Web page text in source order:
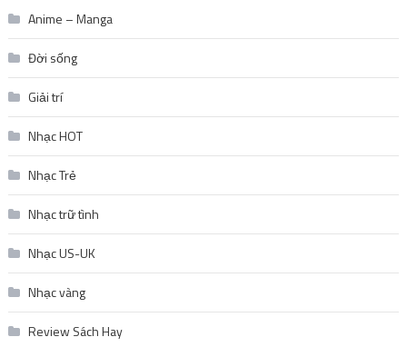
Anime – Manga
Đời sống
Giải trí
Nhạc HOT
Nhạc Trẻ
Nhạc trữ tình
Nhạc US-UK
Nhạc vàng
Review Sách Hay